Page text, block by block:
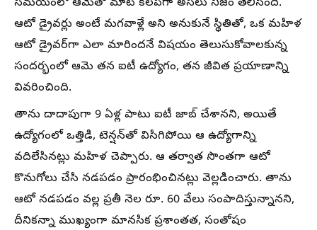
సమయంలో ఆమెతో మాట కలపగా అసలు నిజం తెలిసింది.
ఆటో డ్రైవర్లు అంటే మగవాళ్లే అని అనుకునే స్థితితో, ఒక మహిళ
ఆటో డ్రైవర్‌గా ఎలా మారిందనే విషయం తెలుసుకోవాలకున్న
సందర్భంలో ఆమె తన ఐటీ ఉద్యోగం, తన జీవిత ప్రయాణాన్ని
వివరించింది.
తాను దాదాపుగా 9 ఏళ్ల పాటు ఐటీ జాబ్ చేశానని, అయితే
ఉద్యోగంలో ఒత్తిడి, టెన్షన్‌తో విసిగిపోయి ఆ ఉద్యోగాన్ని
వదిలేసినట్లు మహిళ చెప్పారు. ఆ తర్వాత సొంతగా ఆటో
కొనుగోలు చేసి నడపడం ప్రారంభించినట్లు వెల్లడించారు. తాను
ఆటో నడపడం వల్ల ప్రతీ నెల రూ. 60 వేలు సంపాదిస్తున్నానని,
దీనికన్నా ముఖ్యంగా మానసిక ప్రశాంతత, సంతోషం